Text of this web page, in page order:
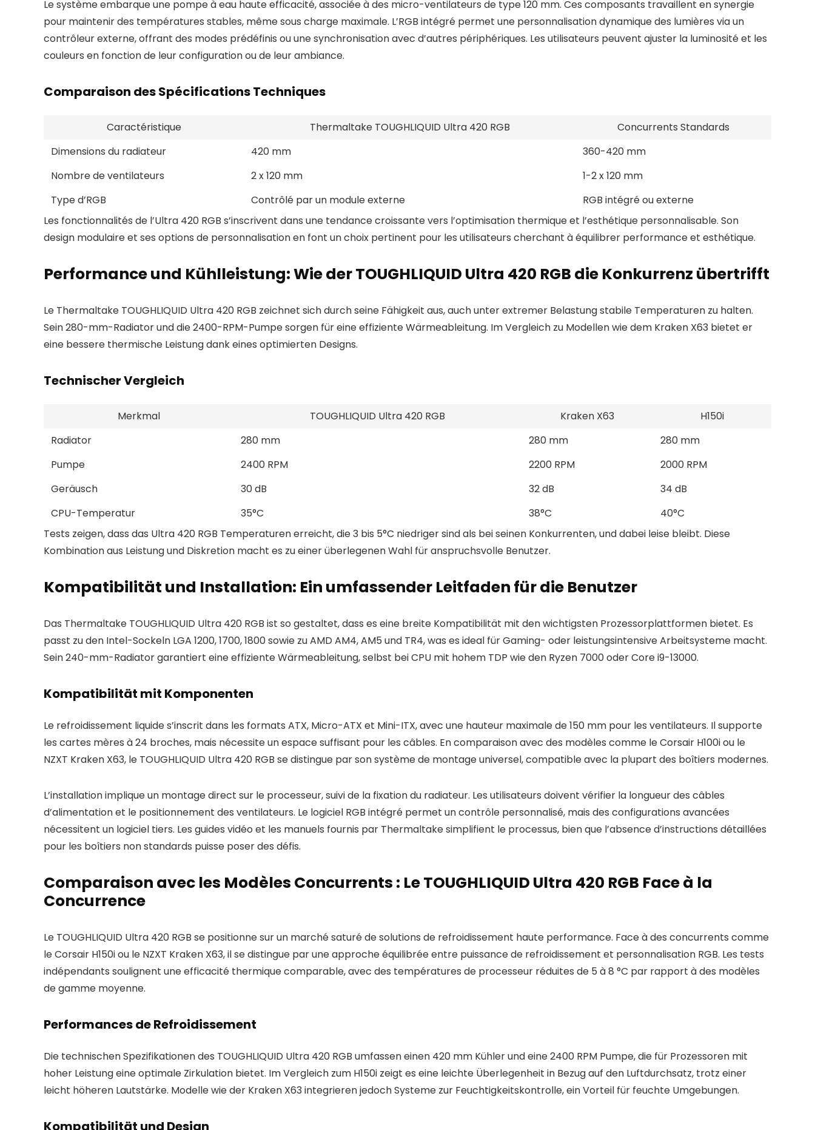
Le système embarque une pompe à eau haute efficacité, associée à des micro-ventilateurs de type 120 mm. Ces composants travaillent en synergie
pour maintenir des températures stables, même sous charge maximale. L’RGB intégré permet une personnalisation dynamique des lumières via un
contrôleur externe, offrant des modes prédéfinis ou une synchronisation avec d’autres périphériques. Les utilisateurs peuvent ajuster la luminosité et les
couleurs en fonction de leur configuration ou de leur ambiance.
Comparaison des Spécifications Techniques
Caractéristique Thermaltake TOUGHLIQUID Ultra 420 RGB
Concurrents Standards
Dimensions du radiateur
420 mm
360-420 mm
Nombre de ventilateurs
2 x 120 mm
1-2 x 120 mm
Type d’RGB
Contrôlé par un module externe
RGB intégré ou externe
Les fonctionnalités de l’Ultra 420 RGB s’inscrivent dans une tendance croissante vers l’optimisation thermique et l’esthétique personnalisable. Son
design modulaire et ses options de personnalisation en font un choix pertinent pour les utilisateurs cherchant à équilibrer performance et esthétique.
Performance und Kühlleistung: Wie der TOUGHLIQUID Ultra 420 RGB die Konkurrenz übertrifft
Le Thermaltake TOUGHLIQUID Ultra 420 RGB zeichnet sich durch seine Fähigkeit aus, auch unter extremer Belastung stabile Temperaturen zu halten.
Sein 280-mm-Radiator und die 2400-RPM-Pumpe sorgen für eine effiziente Wärmeableitung. Im Vergleich zu Modellen wie dem Kraken X63 bietet er
eine bessere thermische Leistung dank eines optimierten Designs.
Technischer Vergleich
Merkmal TOUGHLIQUID Ultra 420 RGB Kraken X63
H150i
Radiator
280 mm 280 mm
280 mm
Pumpe
2400 RPM 2200 RPM
2000 RPM
Geräusch
30 dB 32 dB
34 dB
CPU-Temperatur
35°C 38°C
40°C
Tests zeigen, dass das Ultra 420 RGB Temperaturen erreicht, die 3 bis 5°C niedriger sind als bei seinen Konkurrenten, und dabei leise bleibt. Diese
Kombination aus Leistung und Diskretion macht es zu einer überlegenen Wahl für anspruchsvolle Benutzer.
Kompatibilität und Installation: Ein umfassender Leitfaden für die Benutzer
Das Thermaltake TOUGHLIQUID Ultra 420 RGB ist so gestaltet, dass es eine breite Kompatibilität mit den wichtigsten Prozessorplattformen bietet. Es
passt zu den Intel-Sockeln LGA 1200, 1700, 1800 sowie zu AMD AM4, AM5 und TR4, was es ideal für Gaming- oder leistungsintensive Arbeitsysteme macht.
Sein 240-mm-Radiator garantiert eine effiziente Wärmeableitung, selbst bei CPU mit hohem TDP wie den Ryzen 7000 oder Core i9-13000.
Kompatibilität mit Komponenten
Le refroidissement liquide s’inscrit dans les formats ATX, Micro-ATX et Mini-ITX, avec une hauteur maximale de 150 mm pour les ventilateurs. Il supporte
les cartes mères à 24 broches, mais nécessite un espace suffisant pour les câbles. En comparaison avec des modèles comme le Corsair H100i ou le
NZXT Kraken X63, le TOUGHLIQUID Ultra 420 RGB se distingue par son système de montage universel, compatible avec la plupart des boîtiers modernes.
L’installation implique un montage direct sur le processeur, suivi de la fixation du radiateur. Les utilisateurs doivent vérifier la longueur des câbles
d’alimentation et le positionnement des ventilateurs. Le logiciel RGB intégré permet un contrôle personnalisé, mais des configurations avancées
nécessitent un logiciel tiers. Les guides vidéo et les manuels fournis par Thermaltake simplifient le processus, bien que l’absence d’instructions détaillées
pour les boîtiers non standards puisse poser des défis.
Comparaison avec les Modèles Concurrents : Le TOUGHLIQUID Ultra 420 RGB Face à la
Concurrence
Le TOUGHLIQUID Ultra 420 RGB se positionne sur un marché saturé de solutions de refroidissement haute performance. Face à des concurrents comme
le Corsair H150i ou le NZXT Kraken X63, il se distingue par une approche équilibrée entre puissance de refroidissement et personnalisation RGB. Les tests
indépendants soulignent une efficacité thermique comparable, avec des températures de processeur réduites de 5 à 8 °C par rapport à des modèles
de gamme moyenne.
Performances de Refroidissement
Die technischen Spezifikationen des TOUGHLIQUID Ultra 420 RGB umfassen einen 420 mm Kühler und eine 2400 RPM Pumpe, die für Prozessoren mit
hoher Leistung eine optimale Zirkulation bietet. Im Vergleich zum H150i zeigt es eine leichte Überlegenheit in Bezug auf den Luftdurchsatz, trotz einer
leicht höheren Lautstärke. Modelle wie der Kraken X63 integrieren jedoch Systeme zur Feuchtigkeitskontrolle, ein Vorteil für feuchte Umgebungen.
Kompatibilität und Design